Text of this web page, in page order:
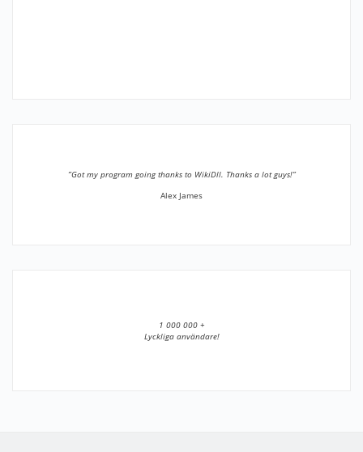
”Got my program going thanks to WikiDll. Thanks a lot guys!”
Alex James
1 000 000 +
Lyckliga användare!